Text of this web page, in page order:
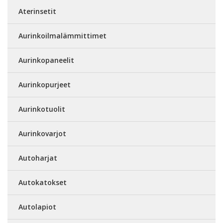
Aterinsetit
Aurinkoilmalämmittimet
Aurinkopaneelit
Aurinkopurjeet
Aurinkotuolit
Aurinkovarjot
Autoharjat
Autokatokset
Autolapiot